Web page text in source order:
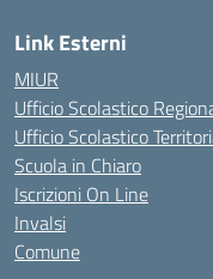
Link Esterni
MIUR
Ufficio Scolastico
Ufficio Scolastico
Scuola in Chiaro
Iscrizioni On Line
Invalsi
Comune